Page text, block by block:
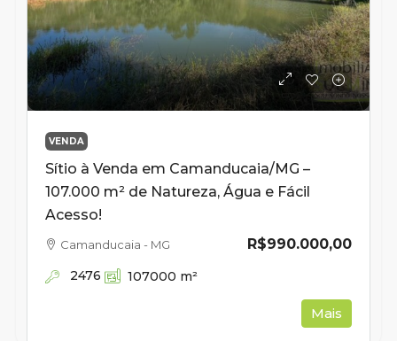
VENDA
Sítio à Venda em Camanducaia/MG –
107.000 m² de Natureza, Água e Fácil
Acesso!
R$990.000,00
Camanducaia - MG
2476 107000 m²
Mais